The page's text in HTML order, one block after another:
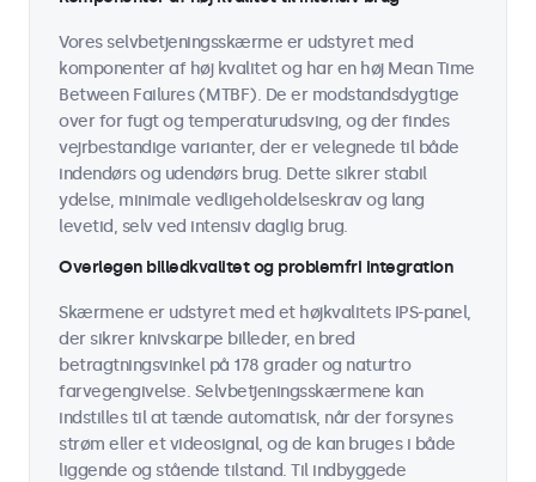
Vores selvbetjeningsskærme er udstyret med
komponenter af høj kvalitet og har en høj Mean Time
Between Failures (MTBF). De er modstandsdygtige
over for fugt og temperaturudsving, og der findes
vejrbestandige varianter, der er velegnede til både
indendørs og udendørs brug. Dette sikrer stabil
ydelse, minimale vedligeholdelseskrav og lang
levetid, selv ved intensiv daglig brug.
Overlegen billedkvalitet og problemfri integration
Skærmene er udstyret med et højkvalitets IPS-panel,
der sikrer knivskarpe billeder, en bred
betragtningsvinkel på 178 grader og naturtro
farvegengivelse. Selvbetjeningsskærmene kan
indstilles til at tænde automatisk, når der forsynes
strøm eller et videosignal, og de kan bruges i både
liggende og stående tilstand. Til indbyggede